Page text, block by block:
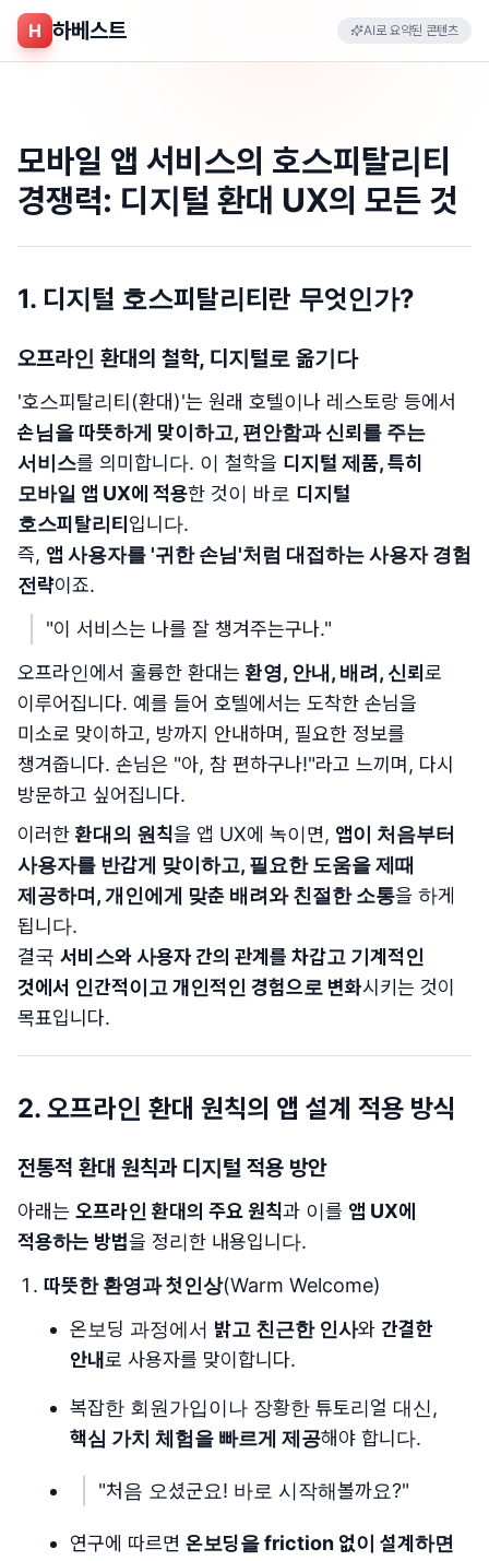
H 하베스트 AI로 요약된 콘텐츠
모바일 앱 서비스의 호스피탈리티
경쟁력: 디지털 환대 UX의 모든 것
1. 디지털 호스피탈리티란 무엇인가?
오프라인 환대의 철학, 디지털로 옮기다
'호스피탈리티(환대)'는 원래 호텔이나 레스토랑 등에서
손님을 따뜻하게 맞이하고, 편안함과 신뢰를 주는
서비스를 의미합니다. 이 철학을 디지털 제품, 특히
모바일 앱 UX에 적용한 것이 바로 디지털
호스피탈리티 입니다.
즉, 앱 사용자를 '귀한 손님'처럼 대접하는 사용자 경험
전략이죠.
"이 서비스는 나를 잘 챙겨주는구나."
오프라인에서 훌륭한 환대는 환영, 안내, 배려, 신뢰 로
이루어집니다. 예를 들어 호텔에서는 도착한 손님을
미소로 맞이하고, 방까지 안내하며, 필요한 정보를
챙겨줍니다. 손님은 "아, 참 편하구나!"라고 느끼며, 다시
방문하고 싶어집니다.
이러한 환대의 원칙을 앱 UX에 녹이면, 앱이 처음부터
사용자를 반갑게 맞이하고, 필요한 도움을 제때
제공하며, 개인에게 맞춘 배려와 친절한 소통을 하게
됩니다.
결국 서비스와 사용자 간의 관계를 차갑고 기계적인
것에서 인간적이고 개인적인 경험으로 변화시키는 것이
목표입니다.
2. 오프라인 환대 원칙의 앱 설계 적용 방식
전통적 환대 원칙과 디지털 적용 방안
아래는 오프라인 환대의 주요 원칙과 이를 앱 UX에
적용하는 방법을 정리한 내용입니다.
따뜻한 환영과 첫인상(Warm Welcome)
온보딩 과정에서 밝고 친근한 인사와 간결한
안내로 사용자를 맞이합니다.
복잡한 회원가입이나 장황한 튜토리얼 대신,
핵심 가치 체험을 빠르게 제공해야 합니다.
"처음 오셨군요! 바로 시작해볼까요?"
연구에 따르면 온보딩을 friction 없이 설계하면